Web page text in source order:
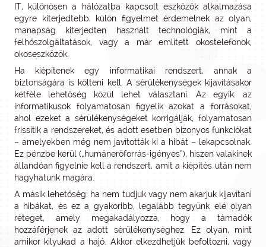
IT, különösen a hálózatba kapcsolt eszközök alkalmazása
egyre kiterjedtebb; külön figyelmet érdemelnek az olyan,
manapság kiterjedten használt technológiák, mint a
felhőszolgáltatások, vagy a már említett okostelefonok,
okoseszközök.
Ha kiépítenek egy informatikai rendszert, annak a
biztonságára is költeni kell. A sérülékenységek kijavításakor
kétféle lehetőség közül lehet választani. Az egyik: az
informatikusok folyamatosan figyelik azokat a forrásokat,
ahol ezeket a sérülékenységeket korrigálják, folyamatosan
frissítik a rendszereket, és adott esetben bizonyos funkciókat
– amelyekben még nem javították ki a hibát – lekapcsolnak.
Ez pénzbe kerül („humánerőforrás-igényes”), hiszen valakinek
állandóan figyelnie kell a rendszert, amit a kiépítés után nem
hagyhatunk magára.
A másik lehetőség: ha nem tudjuk vagy nem akarjuk kijavítani
a hibákat, és ez a gyakoribb, legalább tegyünk elé olyan
réteget, amely megakadályozza, hogy a támadók
hozzáférjenek az adott sérülékenységhez. Ez olyan, mint
amikor kilyukad a hajó. Akkor elkezdhetjük befoltozni, vagy